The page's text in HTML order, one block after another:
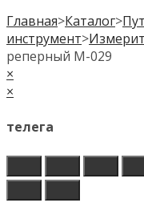
Главная>Каталог>
инструмент>
реперный М-029
×
×
телега